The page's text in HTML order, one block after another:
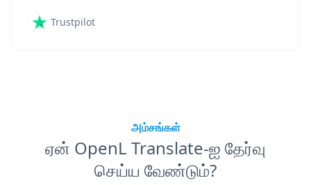
Trustpilot
அம்சங்கள்
ஏன் OpenL Translate-ஐ தேர்வு
செய்ய வேண்டும்?